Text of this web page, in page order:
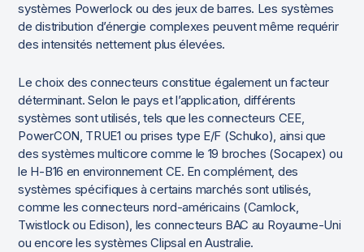
systèmes Powerlock ou des jeux de barres. Les systèmes
de distribution d’énergie complexes peuvent même requérir
des intensités nettement plus élevées.
Le choix des connecteurs constitue également un facteur
déterminant. Selon le pays et l’application, différents
systèmes sont utilisés, tels que les connecteurs CEE,
PowerCON, TRUE1 ou prises type E/F (Schuko), ainsi que
des systèmes multicore comme le 19 broches (Socapex) ou
le H-B16 en environnement CE. En complément, des
systèmes spécifiques à certains marchés sont utilisés,
comme les connecteurs nord-américains (Camlock,
Twistlock ou Edison), les connecteurs BAC au Royaume-Uni
ou encore les systèmes Clipsal en Australie.